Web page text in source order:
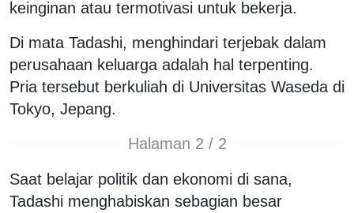
keinginan atau termotivasi untuk bekerja.
Di mata Tadashi, menghindari terjebak dalam
perusahaan keluarga adalah hal terpenting.
Pria tersebut berkuliah di Universitas Waseda di
Tokyo, Jepang.
Halaman 2 / 2
Saat belajar politik dan ekonomi di sana,
Tadashi menghabiskan sebagian besar